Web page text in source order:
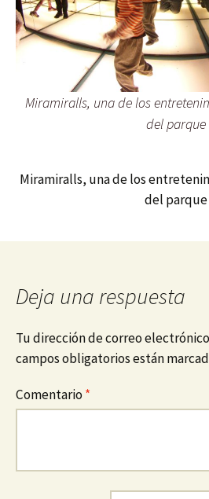
Miramiralls, una de los
del parque
Miramiralls, una de los
del parque
Deja una respuesta
Tu dirección de correo
campos obligatorios están
Comentario*